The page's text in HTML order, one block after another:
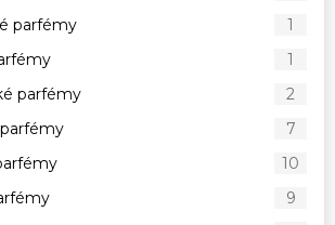
parfémy
1
1
parfémy
2
7
10
9